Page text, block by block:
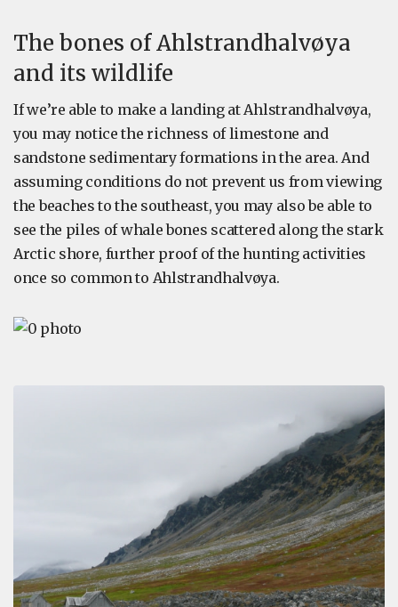
The bones of Ahlstrandhalvøya
and its wildlife
If we’re able to make a landing at Ahlstrandhalvøya,
you may notice the richness of limestone and
sandstone sedimentary formations in the area. And
assuming conditions do not prevent us from viewing
the beaches to the southeast, you may also be able to
see the piles of whale bones scattered along the stark
Arctic shore, further proof of the hunting activities
once so common to Ahlstrandhalvøya.